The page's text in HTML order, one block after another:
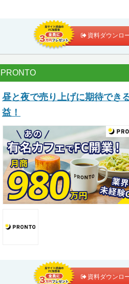
資料ダウンロ
PRONTO
昼と夜で売り上げに期待でき
益！
資料ダウンロ